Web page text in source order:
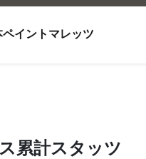
ペイントマレッツ
累計スタッツ